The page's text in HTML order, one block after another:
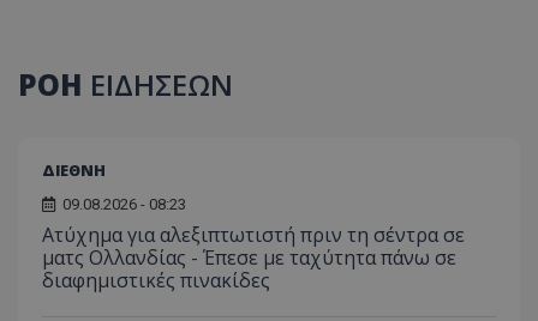
ΡΟΗ ΕΙΔΗΣΕΩΝ
ΔΙΕΘΝΗ
09.08.2026 - 08:23
Ατύχημα για αλεξιπτωτιστή πριν τη σέντρα σε
ματς Ολλανδίας - Έπεσε με ταχύτητα πάνω σε
διαφημιστικές πινακίδες